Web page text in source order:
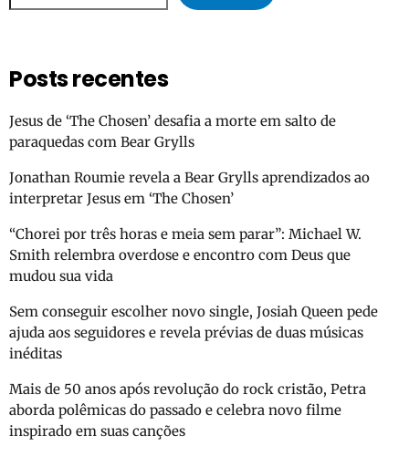
Posts recentes
Jesus de ‘The Chosen’ desafia a morte em salto de
paraquedas com Bear Grylls
Jonathan Roumie revela a Bear Grylls aprendizados ao
interpretar Jesus em ‘The Chosen’
“Chorei por três horas e meia sem parar”: Michael W.
Smith relembra overdose e encontro com Deus que
mudou sua vida
Sem conseguir escolher novo single, Josiah Queen pede
ajuda aos seguidores e revela prévias de duas músicas
inéditas
Mais de 50 anos após revolução do rock cristão, Petra
aborda polêmicas do passado e celebra novo filme
inspirado em suas canções